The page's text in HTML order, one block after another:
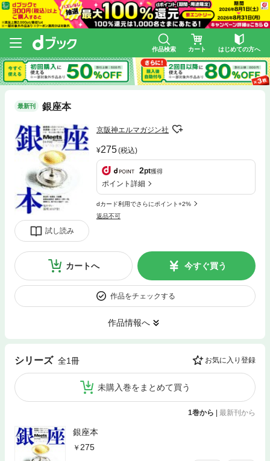
作品検索 カート はじめての方へ
最新刊 銀座本
試し読み
京阪神エルマガジン社
275(税込)
2pt獲得
ポイント詳細
dカード利用でさらにポイント+2%
返品不可
カートへ 今すぐ買う
作品をチェックする
作品情報へ
シリーズ 全1冊 お気に入り登録
未購入巻をまとめて買う
1巻から 最新刊から
銀座本
275